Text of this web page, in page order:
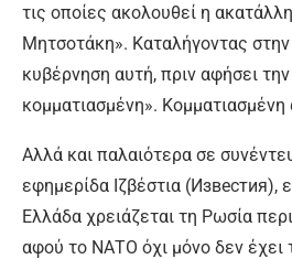
τις οποίες ακολουθεί η
Μητσοτάκη». Καταλήγοντας
κυβέρνηση αυτή, πριν αφήσει
κομματιασμένη».
Αλλά και παλαιότερα σε
εφημερίδα Ιζβέστια (Известия),
Ελλάδα χρειάζεται τη Ρωσία
αφού το ΝΑΤΟ όχι μόνο δεν έχει